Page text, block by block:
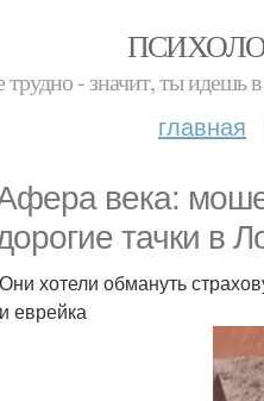
трудно - значит, ты
главная
века:
тачки в
Они хотели обмануть
и еврейка